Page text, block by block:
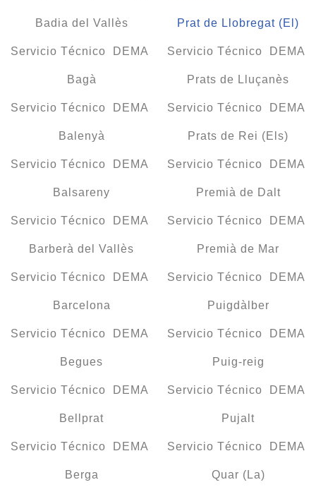
Badia del Vallès
Servicio Técnico DEMA
Bagà
Servicio Técnico DEMA
Balenyà
Servicio Técnico DEMA
Balsareny
Servicio Técnico DEMA
Barberà del Vallès
Servicio Técnico DEMA
Barcelona
Servicio Técnico DEMA
Begues
Servicio Técnico DEMA
Bellprat
Servicio Técnico DEMA
Berga
Prat de Llobregat (El)
Servicio Técnico DEMA
Prats de Lluçanès
Servicio Técnico DEMA
Prats de Rei (Els)
Servicio Técnico DEMA
Premià de Dalt
Servicio Técnico DEMA
Premià de Mar
Servicio Técnico DEMA
Puigdàlber
Servicio Técnico DEMA
Puig-reig
Servicio Técnico DEMA
Pujalt
Servicio Técnico DEMA
Quar (La)